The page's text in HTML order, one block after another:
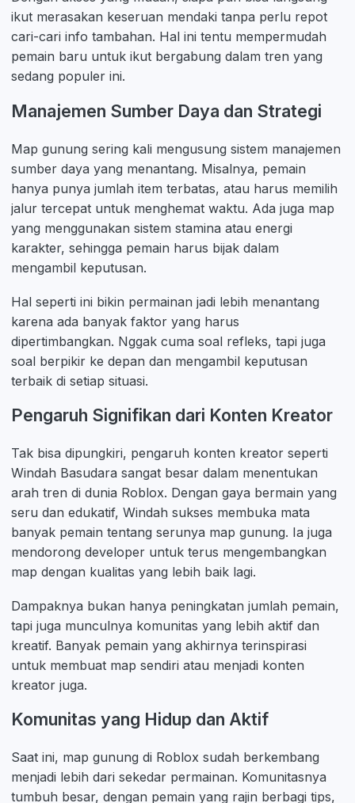
ikut merasakan keseruan mendaki tanpa perlu repot
cari-cari info tambahan. Hal ini tentu mempermudah
pemain baru untuk ikut bergabung dalam tren yang
sedang populer ini.
Manajemen Sumber Daya dan Strategi
Map gunung sering kali mengusung sistem manajemen
sumber daya yang menantang. Misalnya, pemain
hanya punya jumlah item terbatas, atau harus memilih
jalur tercepat untuk menghemat waktu. Ada juga map
yang menggunakan sistem stamina atau energi
karakter, sehingga pemain harus bijak dalam
mengambil keputusan.
Hal seperti ini bikin permainan jadi lebih menantang
karena ada banyak faktor yang harus
dipertimbangkan. Nggak cuma soal refleks, tapi juga
soal berpikir ke depan dan mengambil keputusan
terbaik di setiap situasi.
Pengaruh Signifikan dari Konten Kreator
Tak bisa dipungkiri, pengaruh konten kreator seperti
Windah Basudara sangat besar dalam menentukan
arah tren di dunia Roblox. Dengan gaya bermain yang
seru dan edukatif, Windah sukses membuka mata
banyak pemain tentang serunya map gunung. Ia juga
mendorong developer untuk terus mengembangkan
map dengan kualitas yang lebih baik lagi.
Dampaknya bukan hanya peningkatan jumlah pemain,
tapi juga munculnya komunitas yang lebih aktif dan
kreatif. Banyak pemain yang akhirnya terinspirasi
untuk membuat map sendiri atau menjadi konten
kreator juga.
Komunitas yang Hidup dan Aktif
Saat ini, map gunung di Roblox sudah berkembang
menjadi lebih dari sekedar permainan. Komunitasnya
tumbuh besar, dengan pemain yang rajin berbagi tips,